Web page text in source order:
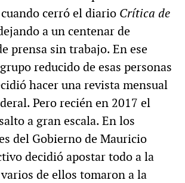
cerró el diario Crítica de
a un centenar de
prensa sin trabajo. En ese
reducido de esas personas
hacer una revista mensual
Pero recién en 2017 el
a gran escala. En los
del Gobierno de Mauricio
decidió apostar todo a la
de ellos tomaron a la